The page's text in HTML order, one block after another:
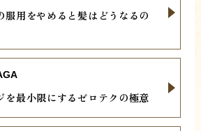
服用をやめると髪はどうなるの
を最小限にするゼロテクの極意